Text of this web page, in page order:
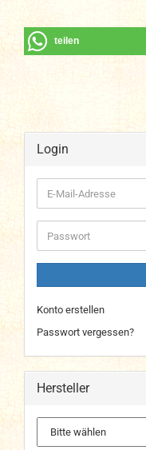
teilen
Login
E-
Mail-
Adresse
Passwort
Konto erstellen
Passwort vergessen?
Hersteller